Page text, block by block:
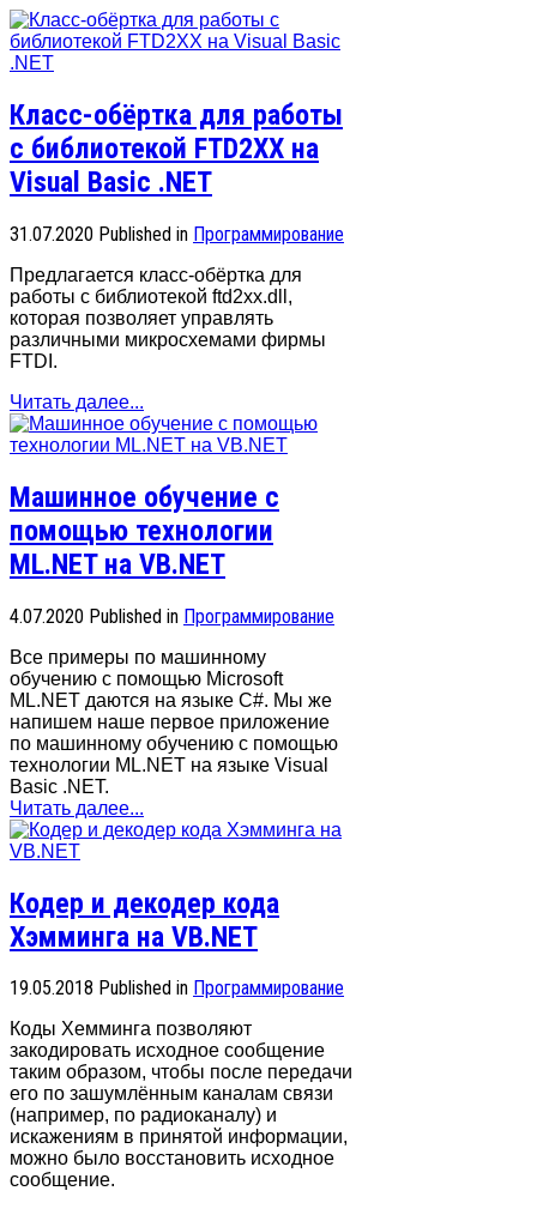
Класс-обёртка для работы
с библиотекой FTD2XX на
Visual Basic .NET
31.07.2020 Published in Программирование
Предлагается класс-обёртка для
работы с библиотекой ftd2xx.dll,
которая позволяет управлять
различными микросхемами фирмы
FTDI.
Читать далее...
Машинное обучение с
помощью технологии
ML.NET на VB.NET
4.07.2020 Published in Программирование
Все примеры по машинному
обучению с помощью Microsoft
ML.NET даются на языке C#. Мы же
напишем наше первое приложение
по машинному обучению с помощью
технологии ML.NET на языке Visual
Basic .NET.
Читать далее...
Кодер и декодер кода
Хэмминга на VB.NET
19.05.2018 Published in Программирование
Коды Хемминга позволяют
закодировать исходное сообщение
таким образом, чтобы после передачи
его по зашумлённым каналам связи
(например, по радиоканалу) и
искажениям в принятой информации,
можно было восстановить исходное
сообщение.